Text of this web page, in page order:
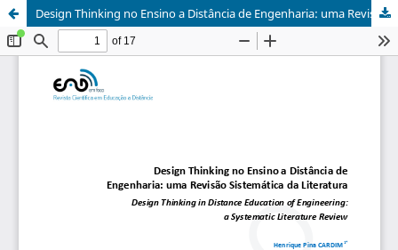
Design Thinking no Ensino a Distância de Engenharia: uma Revisão Sistemática da Literatura